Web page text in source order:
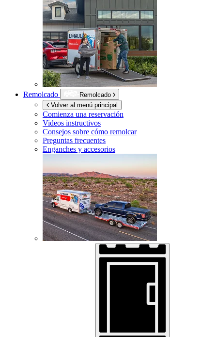
Remolcado
Remolcado
Volver al menú principal
Comienza una reservación
Videos instructivos
Consejos sobre cómo remolcar
Preguntas frecuentes
Enganches y accesorios